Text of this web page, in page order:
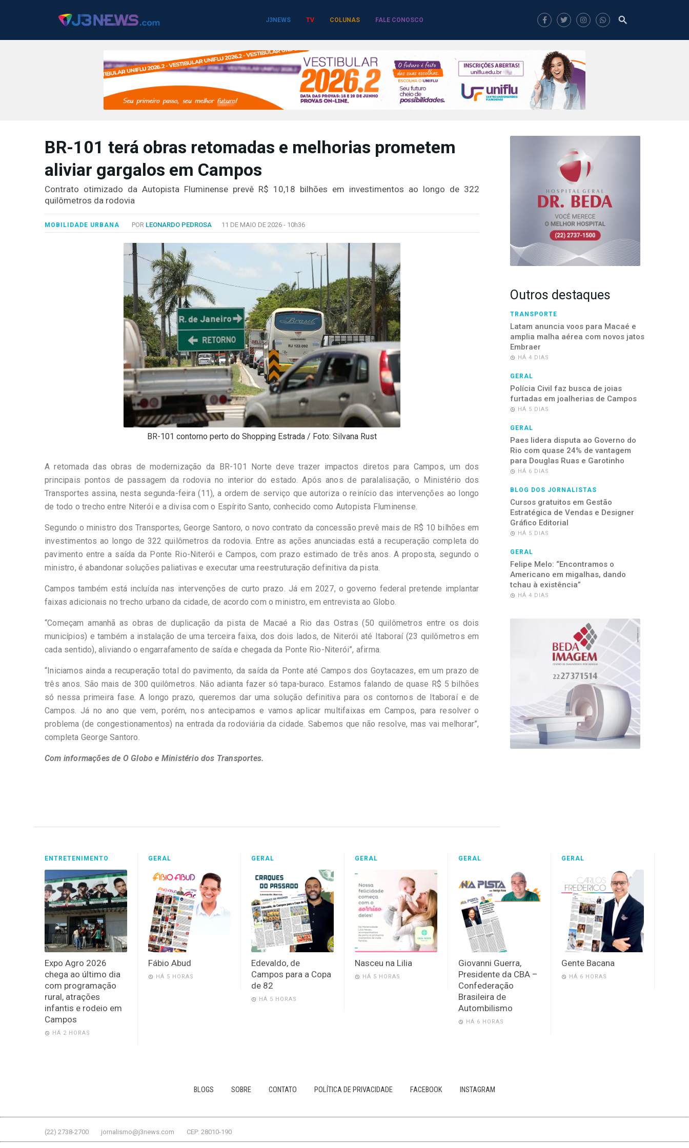
J3NEWS TV COLUNAS FALE CONOSCO
BR-101 terá obras retomadas e melhorias prometem
aliviar gargalos em Campos
Contrato otimizado da Autopista Fluminense prevê R$ 10,18 bilhões em investimentos ao longo de 322
quilômetros da rodovia
MOBILIDADE URBANA POR LEONARDO PEDROSA 11 DE MAIO DE 2026 - 10h36
BR-101 contorno perto do Shopping Estrada / Foto: Silvana Rust
A retomada das obras de modernização da BR-101 Norte deve trazer impactos diretos para Campos, um dos
principais pontos de passagem da rodovia no interior do estado. Após anos de paralalisação, o Ministério dos
Transportes assina, nesta segunda-feira (11), a ordem de serviço que autoriza o reinício das intervenções ao longo
de todo o trecho entre Niterói e a divisa com o Espírito Santo, conhecido como Autopista Fluminense.
Segundo o ministro dos Transportes, George Santoro, o novo contrato da concessão prevê mais de R$ 10 bilhões em
investimentos ao longo de 322 quilômetros da rodovia. Entre as ações anunciadas está a recuperação completa do
pavimento entre a saída da Ponte Rio-Niterói e Campos, com prazo estimado de três anos. A proposta, segundo o
ministro, é abandonar soluções paliativas e executar uma reestruturação definitiva da pista.
Campos também está incluída nas intervenções de curto prazo. Já em 2027, o governo federal pretende implantar
faixas adicionais no trecho urbano da cidade, de acordo com o ministro, em entrevista ao Globo.
“Começam amanhã as obras de duplicação da pista de Macaé a Rio das Ostras (50 quilômetros entre os dois
municípios) e também a instalação de uma terceira faixa, dos dois lados, de Niterói até Itaboraí (23 quilômetros em
cada sentido), aliviando o engarrafamento de saída e chegada da Ponte Rio-Niterói”, afirma.
“Iniciamos ainda a recuperação total do pavimento, da saída da Ponte até Campos dos Goytacazes, em um prazo de
três anos. São mais de 300 quilômetros. Não adianta fazer só tapa-buraco. Estamos falando de quase R$ 5 bilhões
só nessa primeira fase. A longo prazo, queremos dar uma solução definitiva para os contornos de Itaboraí e de
Campos. Já no ano que vem, porém, nos antecipamos e vamos aplicar multifaixas em Campos, para resolver o
problema (de congestionamentos) na entrada da rodoviária da cidade. Sabemos que não resolve, mas vai melhorar”,
completa George Santoro.
Com informações de O Globo e Ministério dos Transportes.
Outros destaques
TRANSPORTE
Latam anuncia voos para Macaé e
amplia malha aérea com novos jatos
Embraer
HÁ 4 DIAS
GERAL
Polícia Civil faz busca de joias
furtadas em joalherias de Campos
HÁ 5 DIAS
GERAL
Paes lidera disputa ao Governo do
Rio com quase 24% de vantagem
para Douglas Ruas e Garotinho
HÁ 6 DIAS
BLOG DOS JORNALISTAS
Cursos gratuitos em Gestão
Estratégica de Vendas e Designer
Gráfico Editorial
HÁ 5 DIAS
GERAL
Felipe Melo: “Encontramos o
Americano em migalhas, dando
tchau à existência”
HÁ 4 DIAS
ENTRETENIMENTO
Expo Agro 2026
chega ao último dia
com programação
rural, atrações
infantis e rodeio em
Campos
HÁ 2 HORAS
GERAL
Fábio Abud
HÁ 5 HORAS
GERAL
Edevaldo, de
Campos para a Copa
de 82
HÁ 5 HORAS
GERAL
Nasceu na Lilia
HÁ 5 HORAS
GERAL
Giovanni Guerra,
Presidente da CBA –
Confederação
Brasileira de
Autombilismo
HÁ 6 HORAS
GERAL
Gente Bacana
HÁ 6 HORAS
BLOGS SOBRE CONTATO POLÍTICA DE PRIVACIDADE FACEBOOK INSTAGRAM
(22) 2738-2700 jornalismo@j3news.com CEP: 28010-190